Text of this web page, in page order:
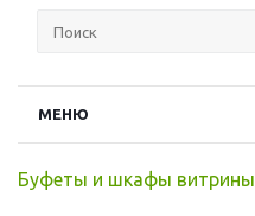
МЕНЮ
Буфеты и шкафы витрины